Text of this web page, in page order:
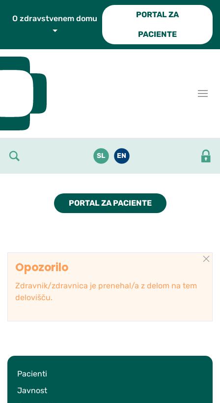
PORTAL ZA
PACIENTE
SL EN
PORTAL ZA PACIENTE
Pacienti
Javnost
Opozorilo
Zdravnik/zdravnica je prenehal/a z delom na tem
delovišču.